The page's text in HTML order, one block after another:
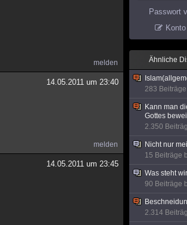
melden
14.05.2011 um 23:40
melden
14.05.2011 um 23:45
Passwort
Ähnliche
283
Kann man
Gottes
2.350
Nicht nur
15 Beiträge
Was steht
90 Beiträge
2.314